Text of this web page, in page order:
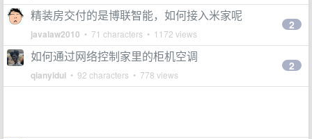
精装房交付的是博联智能，如何接入米家呢
javalaw2010 • 71 characters • 1172 views
2
如何通过网络控制家里的柜机空调
qianyidui • 92 characters • 778 views
2